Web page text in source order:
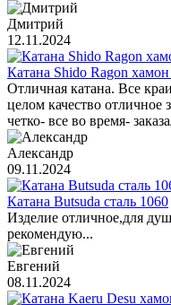
Дмитрий
12.11.2024
Катана Shido Ragon хамон
Отличная катана. Все
целом качество отличное
четко- все во время-
Александр
09.11.2024
Катана Butsuda сталь 1060
Изделие отличное,для
рекомендую...
Евгений
08.11.2024